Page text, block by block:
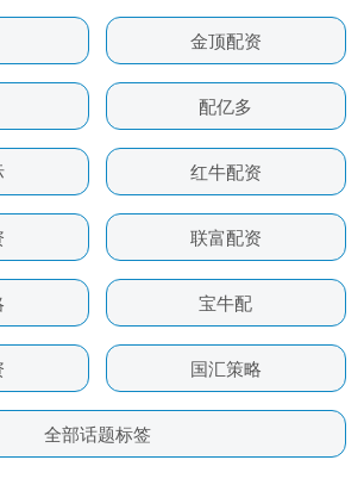
金顶配资
配亿多
红牛配资
联富配资
宝牛配
国汇策略
全部话题标签